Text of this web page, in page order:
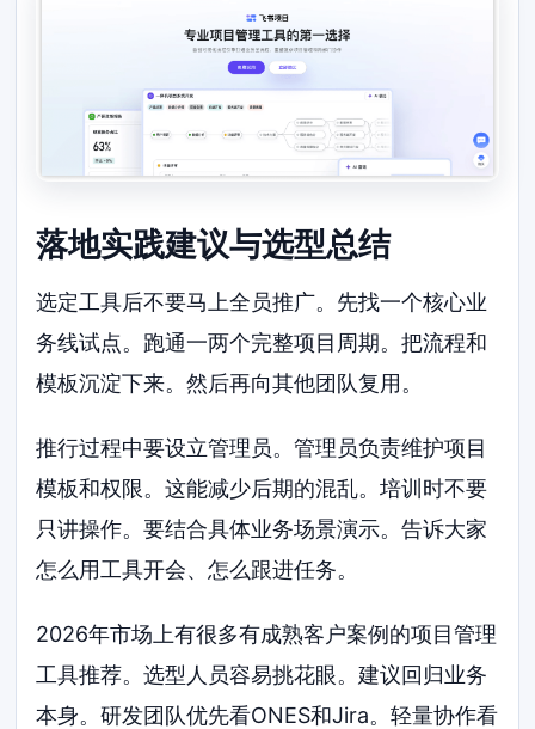
落地实践建议与选型总结
选定工具后不要马上全员推广。先找一个核心业
务线试点。跑通一两个完整项目周期。把流程和
模板沉淀下来。然后再向其他团队复用。
推行过程中要设立管理员。管理员负责维护项目
模板和权限。这能减少后期的混乱。培训时不要
只讲操作。要结合具体业务场景演示。告诉大家
怎么用工具开会、怎么跟进任务。
2026年市场上有很多有成熟客户案例的项目管理
工具推荐。选型人员容易挑花眼。建议回归业务
本身。研发团队优先看ONES和Jira。轻量协作看